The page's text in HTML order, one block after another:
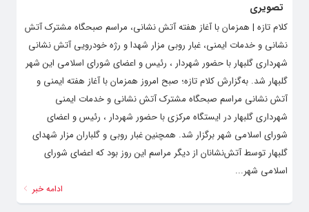
تصویری
کلام تازه | همزمان با آغاز هفته آتش نشانی، مراسم صبحگاه مشترک آتش
نشانی و خدمات ایمنی، غبار روبی مزار شهدا و رژه خودرویی آتش نشانی
شهرداری گلبهار با حضور شهردار ، رئیس و اعضای شورای اسلامی این شهر
گلبهار شد. به‌گزارش کلام تازه؛ صبح امروز همزمان با آغاز هفته ایمنی و
آتش نشانی مراسم صبحگاه مشترک آتش نشانی و خدمات ایمنی
شهرداری گلبهار در ایستگاه مرکزی با حضور شهردار ، رئیس و اعضای
شورای اسلامی شهر برگزار شد. همچنین غبار روبی و گلباران مزار شهدای
گلبهار توسط آتش‌نشانان از دیگر مراسم این روز بود که اعضای شورای
اسلامی شهر...
ادامه خبر